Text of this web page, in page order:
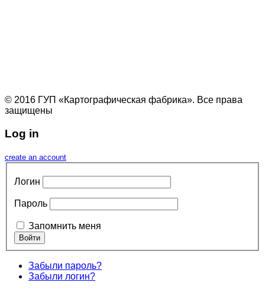
© 2016 ГУП «Картографическая фабрика». Все права
защищены
Log in
create an account
Логин
Пароль
Запомнить меня
Забыли пароль?
Забыли логин?